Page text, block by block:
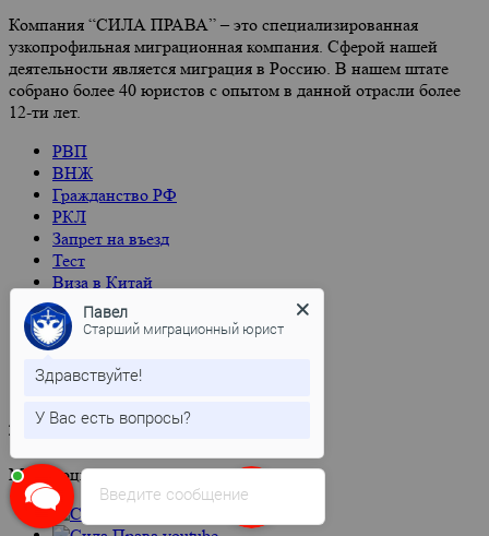
Компания “СИЛА ПРАВА” – это специализированная
узкопрофильная миграционная компания. Сферой нашей
деятельности является миграция в Россию. В нашем штате
собрано более 40 юристов с опытом в данной отрасли более
12-ти лет.
РВП
ВНЖ
Гражданство РФ
РКЛ
Запрет на въезд
Тест
Виза в Китай
Новости
О компании
Контакты
Влог
Контакты
Мы в социальных сетях:
Введите сообщение
Павел
Старший миграционный юрист
Здравствуйте!
У Вас есть вопросы?